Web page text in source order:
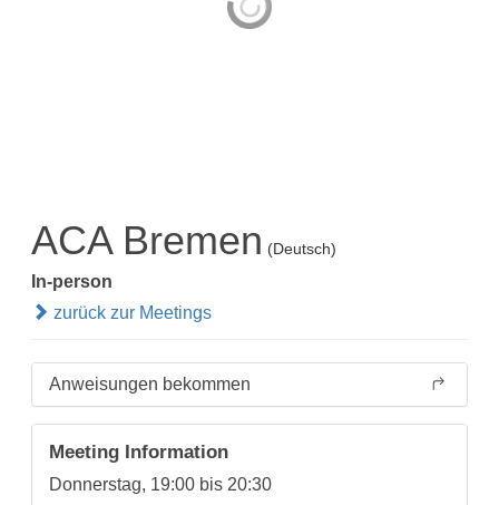
ACA Bremen (Deutsch)
In-person
zurück zur Meetings
Anweisungen bekommen
Meeting Information
Donnerstag, 19:00 bis 20:30